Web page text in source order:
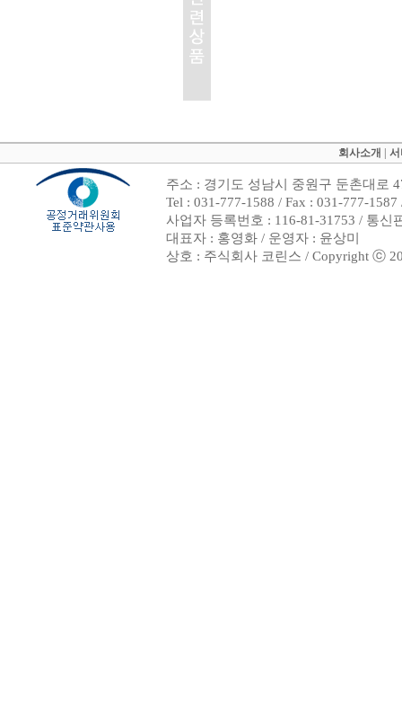
회사소개
주소 : 경기도 성남시 중원구 둔촌대로
Tel : 031-777-1588 / Fax : 031-777-
사업자 등록번호 : 116-81-31753 / 통신
대표자 : 홍영화 / 운영자 : 윤상미
상호 : 주식회사 코린스 / Copyright ⓒ